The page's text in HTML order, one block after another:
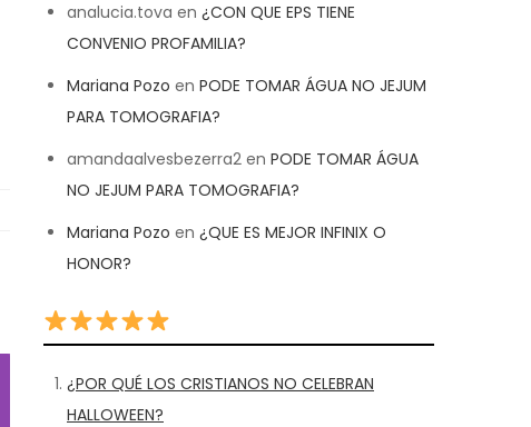
analucia.tova en ¿CON QUE EPS TIENE
CONVENIO PROFAMILIA?
Mariana Pozo en PODE TOMAR ÁGUA NO JEJUM
PARA TOMOGRAFIA?
amandaalvesbezerra2 en PODE TOMAR ÁGUA
NO JEJUM PARA TOMOGRAFIA?
Mariana Pozo en ¿QUE ES MEJOR INFINIX O
HONOR?
¿POR QUÉ LOS CRISTIANOS NO CELEBRAN
HALLOWEEN?